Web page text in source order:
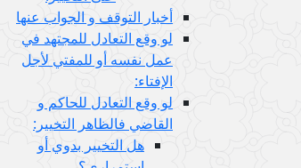
أخبار التوقف و الجواب عنها
لو وقع التعادل للمجتهد في
عمل نفسه أو للمفتي لأجل
الإفتاء:
لو وقع التعادل للحاكم و
القاضي فالظاهر التخيير:
هل التخيير بدوي أو